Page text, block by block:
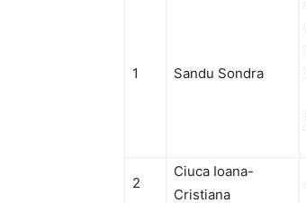
1 Sandu Sondra
2
Ciuca Ioana-
Cristiana